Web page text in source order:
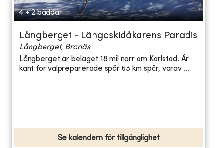
4 + 2 bäddar
Långberget - Längdskidåkarens Paradis
Långberget, Branäs
Långberget är beläget 18 mil norr om Karlstad. Är
känt för välpreparerade spår 63 km spår, varav ...
Se kalendern för tillgänglighet